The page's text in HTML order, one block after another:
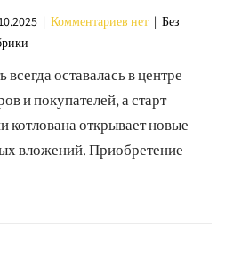
|Комментариев нет | Без
оставалась в центре
и покупателей, а старт
котлована открывает новые
вложений. Приобретение